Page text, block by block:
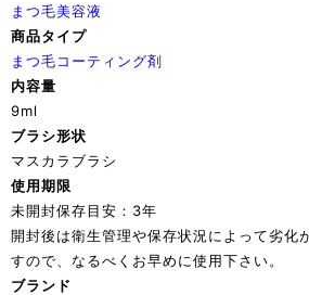
まつ毛美容液
商品タイプ
まつ毛コーティング剤
内容量
9ml
ブラシ形状
マスカラブラシ
使用期限
未開封保存目安：3年
開封後は衛生管理や保存状況によって劣化
すので、なるべくお早めに使用下さい。
ブランド